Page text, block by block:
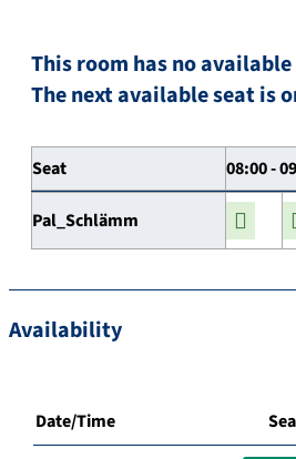
This room has no
The next available seat is
Seat 08:00 -
Pal_Schlämm
Availability
Date/Time